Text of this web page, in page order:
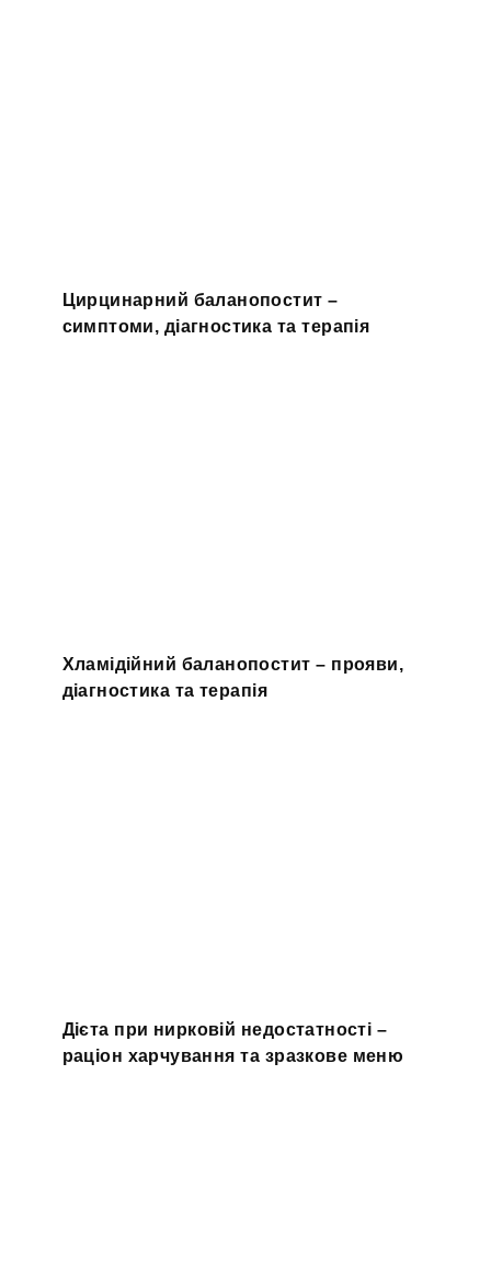
Цирцинарний баланопостит –
симптоми, діагностика та терапія
Хламідійний баланопостит – прояви,
діагностика та терапія
Дієта при нирковій недостатності –
раціон харчування та зразкове меню